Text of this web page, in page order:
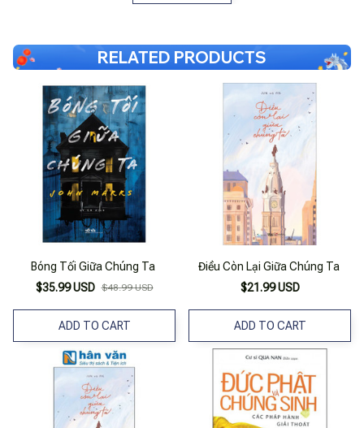
RELATED PRODUCTS
Bóng Tối Giữa Chúng Ta
$35.99 USD $48.99 USD
ADD TO CART
Điều Còn Lại Giữa Chúng Ta
$21.99 USD
ADD TO CART